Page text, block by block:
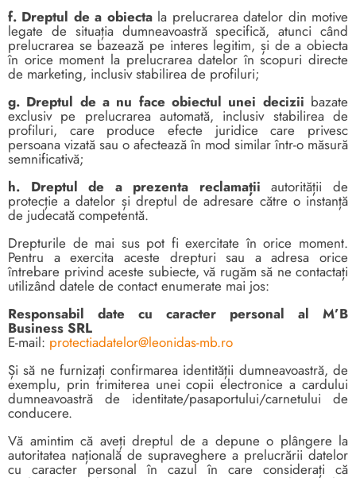
f. Dreptul de a obiectala prelucrarea datelor din motive
legate de situația dumneavoastră specifică, atunci când
prelucrarea se bazează pe interes legitim, și de a obiecta
în orice moment la prelucrarea datelor în scopuri directe
de marketing, inclusiv stabilirea de profiluri;
g. Dreptul de a nu face obiectul unei decizii bazate
exclusiv pe prelucrarea automată, inclusiv stabilirea de
profiluri, care produce efecte juridice care privesc
persoana vizată sau o afectează în mod similar într-o măsură
semnificativă;
h. Dreptul de a prezenta reclamații autorității de
protecție a datelor și dreptul de adresare către o instanță
de judecată competentă.
Drepturile de mai sus pot fi exercitate în orice moment.
Pentru a exercita aceste drepturi sau a adresa orice
întrebare privind aceste subiecte, vă rugăm să ne contactați
utilizând datele de contact enumerate mai jos:
Responsabil date cu caracter personal al M’B
Business SRL
E-mail: protectiadatelor@leonidas-mb.ro
Și să ne furnizați confirmarea identității dumneavoastră, de
exemplu, prin trimiterea unei copii electronice a cardului
dumneavoastră de identitate/pasaportului/carnetului de
conducere.
Vă amintim că aveți dreptul de a depune o plângere la
autoritatea națională de supraveghere a prelucrării datelor
cu caracter personal în cazul în care considerați că